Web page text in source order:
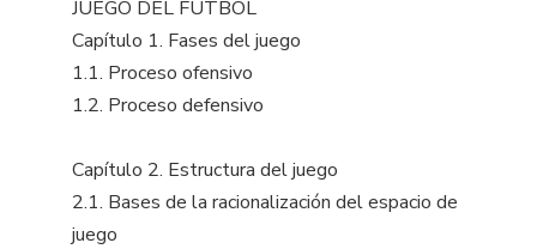
JUEGO DEL FÚTBOL
Capítulo 1. Fases del juego
1.1. Proceso ofensivo
1.2. Proceso defensivo
Capítulo 2. Estructura del juego
2.1. Bases de la racionalización del espacio de
juego